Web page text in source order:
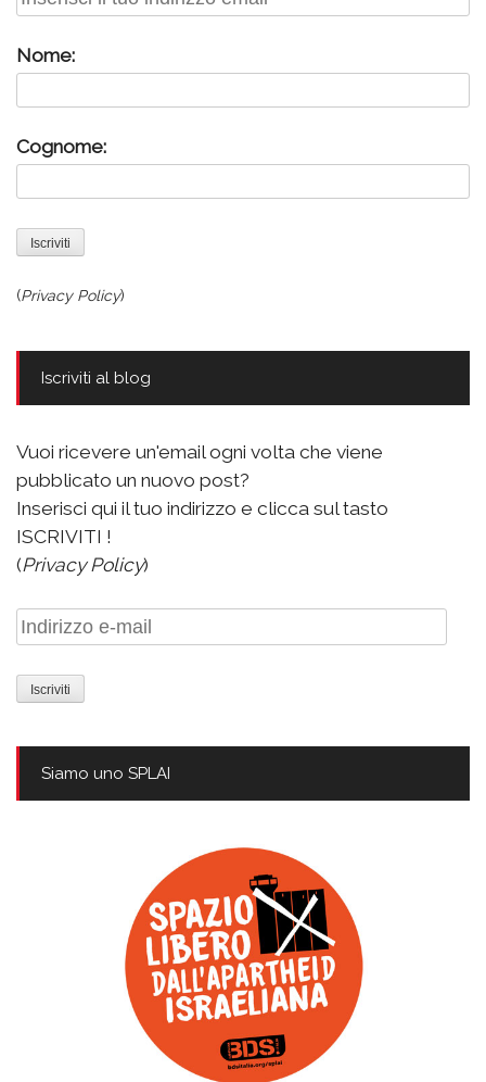
Nome:
Cognome:
(Privacy Policy)
Iscriviti al blog
Vuoi ricevere un'email ogni volta che viene
pubblicato un nuovo post?
Inserisci qui il tuo indirizzo e clicca sul tasto
ISCRIVITI !
(Privacy Policy)
Indirizzo
e-
mail
Siamo uno SPLAI